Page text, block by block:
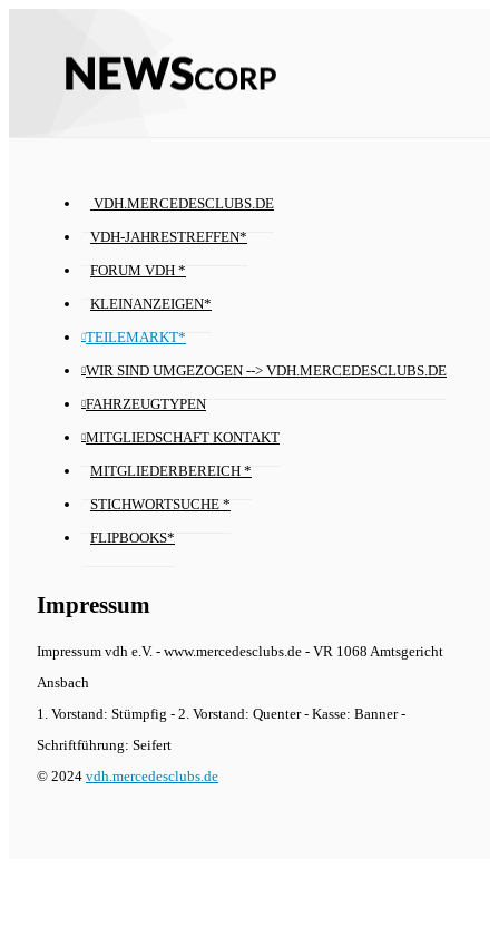
VDH.MERCEDESCLUBS.DE
VDH-JAHRESTREFFEN*
FORUM VDH *
KLEINANZEIGEN*
TEILEMARKT*
WIR SIND UMGEZOGEN --> VDH.MERCEDESCLUBS.DE
FAHRZEUGTYPEN
MITGLIEDSCHAFT KONTAKT
MITGLIEDERBEREICH *
STICHWORTSUCHE *
FLIPBOOKS*
Impressum
Impressum vdh e.V. - www.mercedesclubs.de - VR 1068 Amtsgericht
Ansbach
1. Vorstand: Stümpfig - 2. Vorstand: Quenter - Kasse: Banner -
Schriftführung: Seifert
© 2024 vdh.mercedesclubs.de